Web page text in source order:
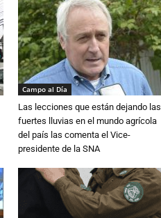
Campo al Día
Las lecciones que están dejando las
fuertes lluvias en el mundo agrícola
del país las comenta el Vice-
presidente de la SNA